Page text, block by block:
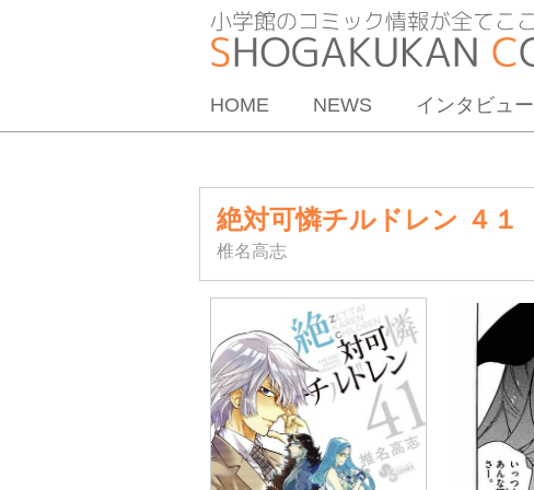
HOME NEWS インタビュー
絶対可憐チルドレン ４１
椎名高志